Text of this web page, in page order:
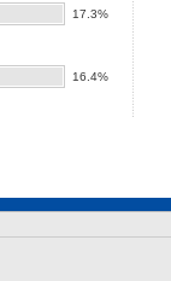
17.3%
16.4%